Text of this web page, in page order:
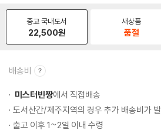
중고 국내도서
22,500원
새상품
품절
배송비
미스터빈짱에서 직접배송
도서산간/제주지역의 경우 추가 배송비가
출고 이후 1~2일 이내 수령